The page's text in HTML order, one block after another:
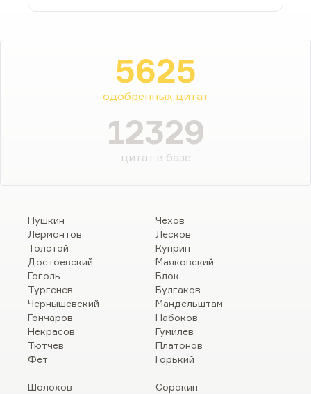
5625
одобренных цитат
12329
цитат в базе
Пушкин
Лермонтов
Толстой
Достоевский
Гоголь
Тургенев
Чернышевский
Гончаров
Некрасов
Тютчев
Фет
Чехов
Лесков
Куприн
Маяковский
Блок
Булгаков
Мандельштам
Набоков
Гумилев
Платонов
Горький
Шолохов
Сорокин